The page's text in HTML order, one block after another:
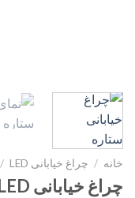
خانه / چراغ خیابانی LED /
چراغ خیابانی LED